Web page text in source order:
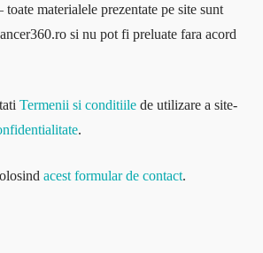
materialele prezentate pe site sunt
si nu pot fi preluate fara acord
Termenii si conditiilede utilizare a site-
.
acest formular de contact.